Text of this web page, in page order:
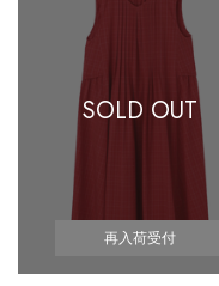
SOLD OUT
再入荷受付